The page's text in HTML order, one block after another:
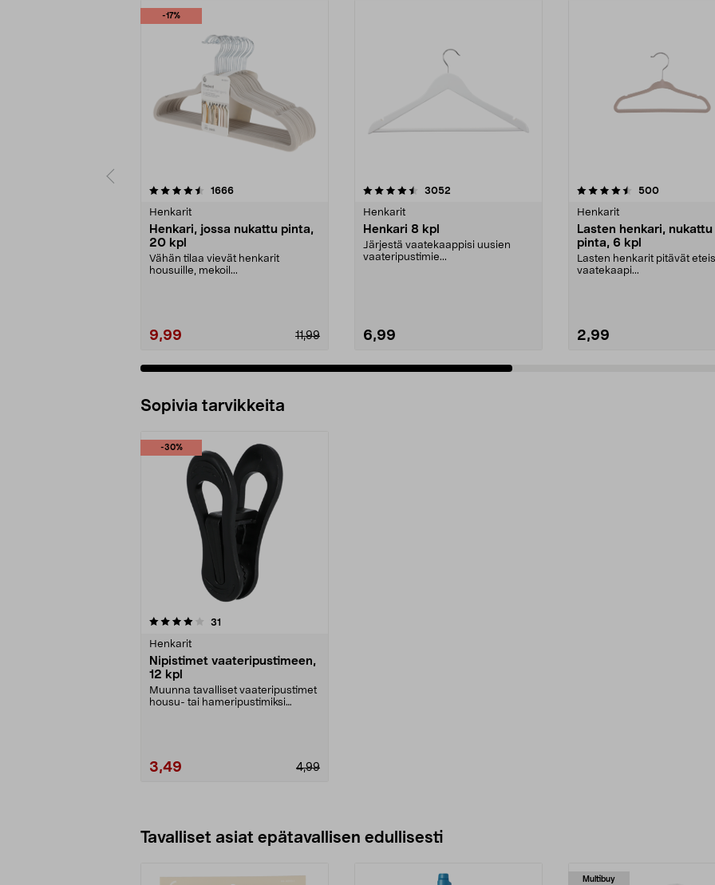
-17%
1666arvostelut
Henkarit
Henkari, jossa nukattu pinta,
20 kpl
Vähän tilaa vievät henkarit
housuille, mekoil...
9,99 11,99
4.5 viidestä
3052
Henkarit
Henkari 8 kpl
Järjestä vaatekaappisi uusien
vaateripustimie...
6,99
4.5 viidestä
500arvostelut
Henkarit
Lasten henkari, nukattu
pinta, 6 kpl
Lasten henkarit pitävät
vaatekaapi...
2,99
4.5 viidestä
Sopivia tarvikkeita
-30%
31
Henkarit
Nipistimet vaateripustimeen,
12 kpl
Muunna tavalliset vaateripustimet
housu- tai hameripustimiksi
4,99
3,49
Tavalliset asiat epätavallisen edullisesti
Multibuy